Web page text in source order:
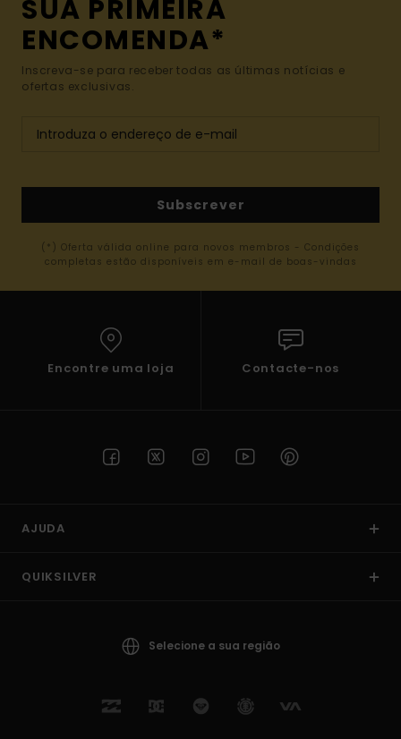
SUA PRIMEIRA
ENCOMENDA*
Inscreva-se para receber todas as últimas notícias e
ofertas exclusivas.
Subscrever
(*) Oferta válida online para novos membros - Condições
completas estão disponíveis em e-mail de boas-vindas
Encontre uma loja Contacte-nos
AJUDA
QUIKSILVER
Selecione a sua região